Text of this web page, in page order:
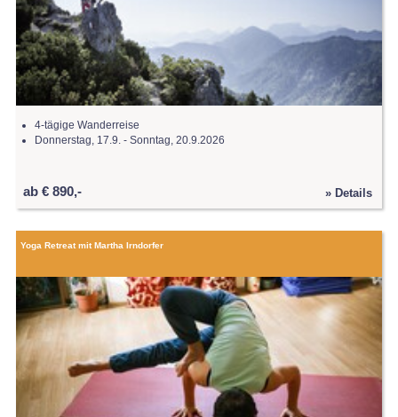
4-tägige Wanderreise
Donnerstag, 17.9. - Sonntag, 20.9.2026
ab € 890,- » Details
Yoga Retreat mit Martha Irndorfer